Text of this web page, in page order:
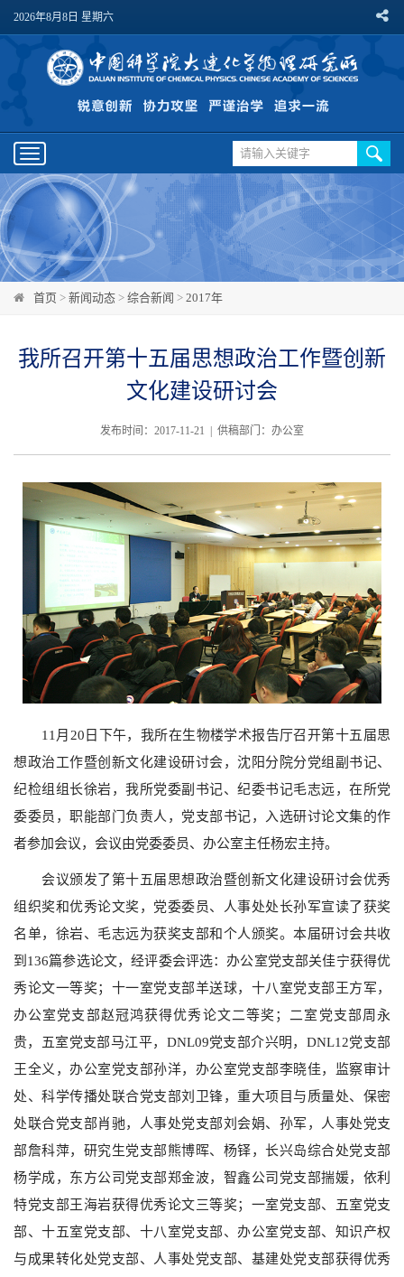
2026年8月8日 星期六
Toggle
navigation
首页 > 新闻动态 > 综合新闻 > 2017年
我所召开第十五届思想政治工作暨创新
文化建设研讨会
发布时间：2017-11-21 | 供稿部门：办公室
11 月 20 日下午，我所在生物楼学术报告厅召开第十五届思
想政治工作暨创新文化建设研讨会，沈阳分院分党组副书记、
纪检组组长徐岩，我所党委副书记、纪委书记毛志远，在所党
委委员，职能部门负责人，党支部书记，入选研讨论文集的作
者参加会议，会议由党委委员、办公室主任杨宏主持。
会议颁发了第十五届思想政治暨创新文化建设研讨会优秀
组织奖和优秀论文奖，党委委员、人事处处长孙军宣读了获奖
名单，徐岩、毛志远为获奖支部和个人颁奖。本届研讨会共收
到 136篇参选论文，经评委会评选：办公室党支部关佳宁获得优
秀论文一等奖；十一室党支部羊送球，十八室党支部王方军，
办公室党支部赵冠鸿获得优秀论文二等奖；二室党支部周永
贵，五室党支部马江平， DNL09党支部介兴明， DNL12党支部
王全义，办公室党支部孙洋，办公室党支部李晓佳，监察审计
处、科学传播处联合党支部刘卫锋，重大项目与质量处、保密
处联合党支部肖驰，人事处党支部刘会娟、孙军，人事处党支
部詹科萍，研究生党支部熊博晖、杨铎，长兴岛综合处党支部
杨学成，东方公司党支部郑金波，智鑫公司党支部揣媛，依利
特党支部王海岩获得优秀论文三等奖；一室党支部、五室党支
部、十五室党支部、十八室党支部、办公室党支部、知识产权
与成果转化处党支部、人事处党支部、基建处党支部获得优秀